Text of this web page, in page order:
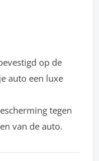
op de
auto een luxe
tegen
van de auto.